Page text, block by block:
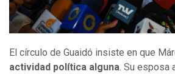
El círculo de Guaidó insiste en que
actividad política alguna. Su esposa